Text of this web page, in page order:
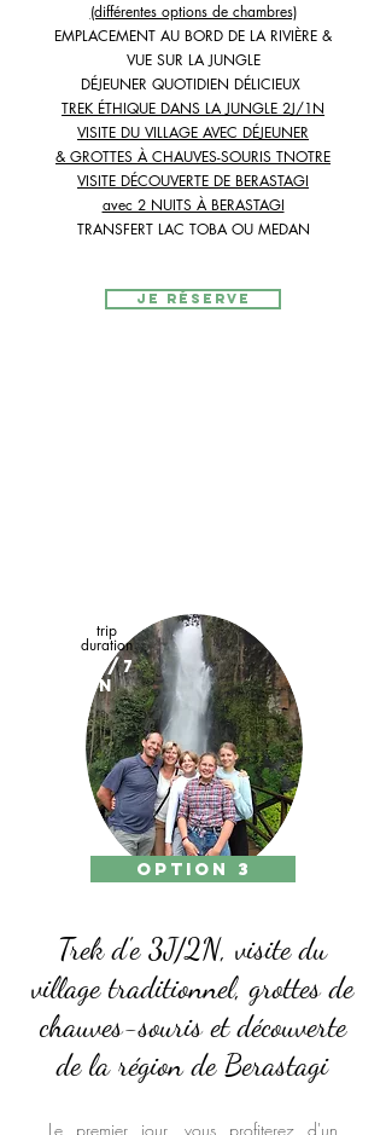
(différentes options de chambres)
EMPLACEMENT AU BORD DE LA RIVIÈRE &
VUE SUR LA JUNGLE
DÉJEUNER QUOTIDIEN DÉLICIEUX
TREK ÉTHIQUE DANS LA JUNGLE 2J/1N
VISITE DU VILLAGE AVEC DÉJEUNER
& GROTTES À CHAUVES-SOURIS TNOTRE
VISITE DÉCOUVERTE DE BERASTAGI
avec 2 NUITS À BERASTAGI
TRANSFERT LAC TOBA OU MEDAN
je réserve
option 3
trip
duration
8D/7
N
Trek d'e 3J/2N, visite du
village traditionnel, grottes de
chauves-souris et découverte
de la région de Berastagi
Le premier jour, vous profiterez d'un